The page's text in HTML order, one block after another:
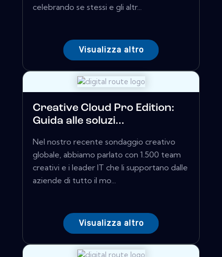
celebrando se stessi e gli altr...
Visualizza altro
Creative Cloud Pro Edition:
Guida alle soluzi...
Nel nostro recente sondaggio creativo
globale, abbiamo parlato con 1.500 team
creativi e i leader IT che li supportano dalle
aziende di tutto il mo...
Visualizza altro